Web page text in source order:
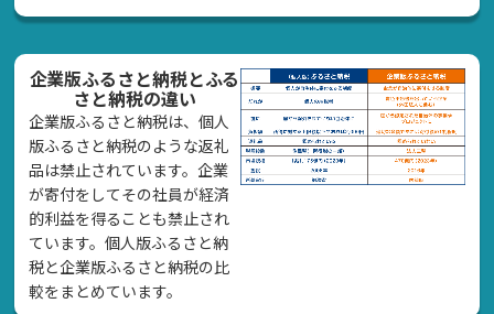
企業版ふるさと納税とふる
さと納税の違い
企業版ふるさと納税は、個人
版ふるさと納税のような返礼
品は禁止されています。企業
が寄付をしてその社員が経済
的利益を得ることも禁止され
ています。個人版ふるさと納
税と企業版ふるさと納税の比
較をまとめています。